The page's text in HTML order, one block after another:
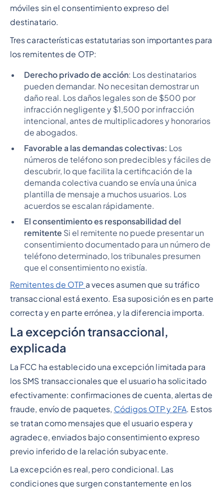
móviles sin el consentimiento expreso del
destinatario.
Tres características estatutarias son importantes para
los remitentes de OTP:
Derecho privado de acción: Los destinatarios
pueden demandar. No necesitan demostrar un
daño real. Los daños legales son de $500 por
infracción negligente y $1,500 por infracción
intencional, antes de multiplicadores y honorarios
de abogados.
Favorable a las demandas colectivas: Los
números de teléfono son predecibles y fáciles de
descubrir, lo que facilita la certificación de la
demanda colectiva cuando se envía una única
plantilla de mensaje a muchos usuarios. Los
acuerdos se escalan rápidamente.
El consentimiento es responsabilidad del
remitente Si el remitente no puede presentar un
consentimiento documentado para un número de
teléfono determinado, los tribunales presumen
que el consentimiento no existía.
Remitentes de OTP a veces asumen que su tráfico
transaccional está exento. Esa suposición es en parte
correcta y en parte errónea, y la diferencia importa.
La excepción transaccional,
explicada
La FCC ha establecido una excepción limitada para
los SMS transaccionales que el usuario ha solicitado
efectivamente: confirmaciones de cuenta, alertas de
fraude, envío de paquetes, Códigos OTP y 2FA. Estos
se tratan como mensajes que el usuario espera y
agradece, enviados bajo consentimiento expreso
previo inferido de la relación subyacente.
La excepción es real, pero condicional. Las
condiciones que surgen constantemente en los